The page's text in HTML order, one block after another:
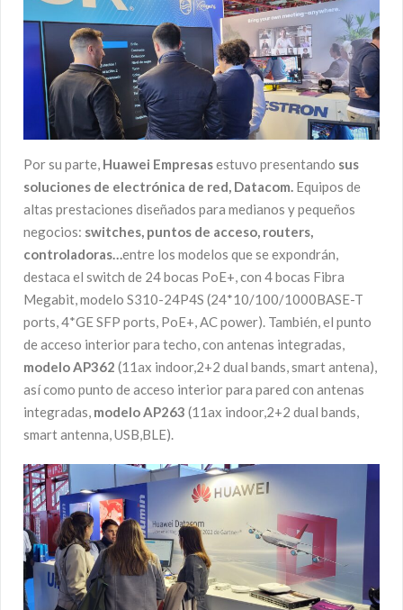
Por su parte, Huawei Empresasestuvo presentando sus
soluciones de electrónica de red, Datacom. Equipos de
altas prestaciones diseñados para medianos y pequeños
negocios: switches, puntos de acceso, routers,
controladoras…entre los modelos que se expondrán,
destaca el switch de 24 bocas PoE+, con 4 bocas Fibra
Megabit, modelo S310-24P4S (24*10/100/1000BASE-T
ports, 4*GE SFP ports, PoE+, AC power). También, el punto
de acceso interior para techo, con antenas integradas,
modelo AP362 (11ax indoor,2+2 dual bands, smart antena),
así como punto de acceso interior para pared con antenas
integradas, modelo AP263 (11ax indoor,2+2 dual bands,
smart antenna, USB,BLE).